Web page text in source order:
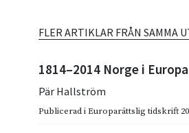
FLER ARTIKLAR FRÅN SAMMA
1814–2014 Norge i Europa
Pär Hallström
Publicerad iEuroparättslig tidskrift